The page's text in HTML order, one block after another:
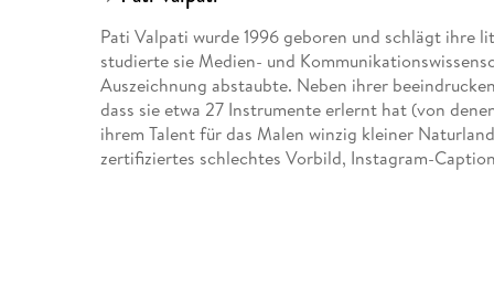
Pati Valpati wurde 1996 geboren und schlägt ihre
studierte sie Medien- und
Auszeichnung abstaubte. Neben ihrer
dass sie etwa 27 Instrumente erlernt hat (von
ihrem Talent für das Malen winzig kleiner
zertifiziertes schlechtes Vorbild, Instagram-